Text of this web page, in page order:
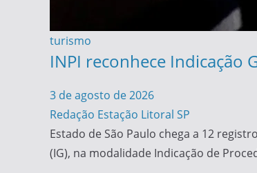
turismo
INPI reconhece Indicação
3 de agosto de 2026
Redação Estação Litoral SP
Estado de São Paulo chega a 12
(IG), na modalidade Indicação de